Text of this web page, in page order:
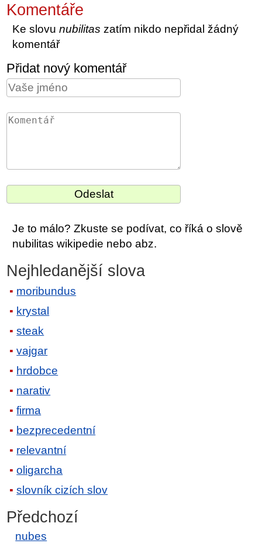
Komentáře
Ke slovunubilitas zatím nikdo nepřidal žádný
komentář
Přidat nový komentář
Je to málo? Zkuste se podívat, co říká o slově
nubilitas wikipedie nebo abz.
Nejhledanější slova
moribundus
krystal
steak
vajgar
hrdobce
narativ
firma
bezprecedentní
relevantní
oligarcha
slovník cizích slov
Předchozí
nubes